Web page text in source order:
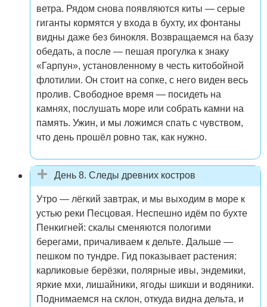
ветра. Рядом снова появляются киты — серые
гиганты кормятся у входа в бухту, их фонтаны
видны даже без бинокля. Возвращаемся на базу
обедать, а после — пешая прогулка к знаку
«Гарпун», установленному в честь китобойной
флотилии. Он стоит на сопке, с него виден весь
пролив. Свободное время — посидеть на
камнях, послушать море или собрать камни на
память. Ужин, и мы ложимся спать с чувством,
что день прошёл ровно так, как нужно.
День 8. Следы древних костров
Утро — лёгкий завтрак, и мы выходим в море к
устью реки Песцовая. Неспешно идём по бухте
Пенкигней: скалы сменяются пологими
берегами, причаливаем к дельте. Дальше —
пешком по тундре. Гид показывает растения:
карликовые берёзки, полярные ивы, эндемики,
яркие мхи, лишайники, ягоды шикши и водяники.
Поднимаемся на склон, откуда видна дельта, и